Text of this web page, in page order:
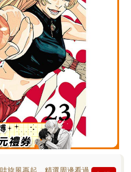
旋風再起，精選周邊看過